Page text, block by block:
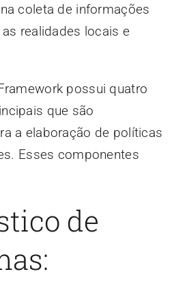
coleta de informações
realidades locais e
possui quatro
que são
a elaboração de políticas
Esses componentes
de